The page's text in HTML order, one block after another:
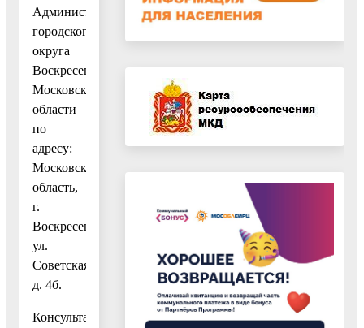
Администрации
городского
округа
Воскресенск
Московской
области
по
адресу:
Московская
область,
г.
Воскресенск,
ул.
Советская,
д. 4б.
Консультации